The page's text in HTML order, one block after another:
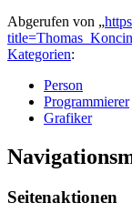
Abgerufen von „
Kategorien:
Person
Programmierer
Grafiker
Seitenaktionen